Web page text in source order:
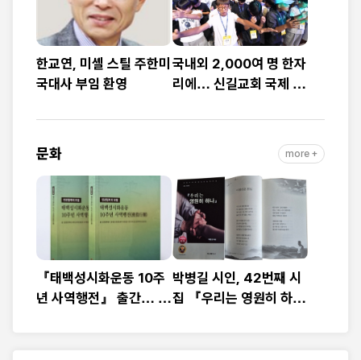
한교연, 미셸 스틸 주한미
국대사 부임 환영
국내외 2,000여 명 한자
리에… 신길교회 국제 청
성료
문화 more +
『태백성시화운동 10주
년 사역행전』 출간… 교
박병길 시인, 42번째 시
집 『우리는 영원히 하